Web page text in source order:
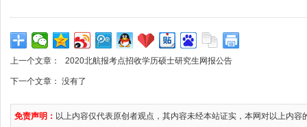
上一个文章： 2020北航报考点招收学历硕士研究生网报公告
下一个文章： 没有了
免责声明： 以上内容仅代表原创者观点，其内容未经本站证实，本网对以上内